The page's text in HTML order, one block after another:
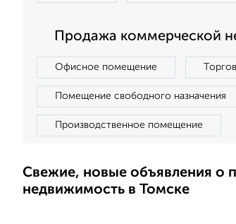
Продажа коммерческой
Офисное помещение
Помещение свободного назначения
Производственное помещение
Свежие, новые объявления о
недвижимость в Томске